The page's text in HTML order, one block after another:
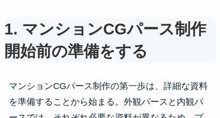
1. マンションCGパース制作
開始前の準備をする
マンションCGパース制作の第一歩は、詳細な資料
を準備することから始まる。外観パースと内観パ